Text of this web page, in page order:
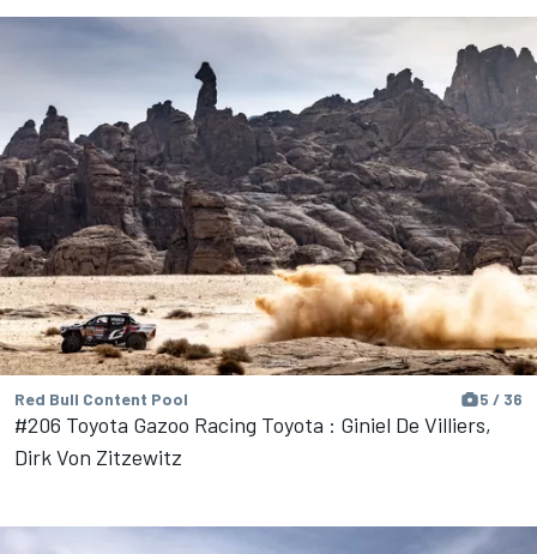
Red Bull Content Pool 5 / 36
#206 Toyota Gazoo Racing Toyota : Giniel De Villiers,
Dirk Von Zitzewitz